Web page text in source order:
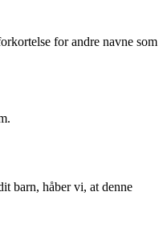
for andre navne som
barn, håber vi, at denne